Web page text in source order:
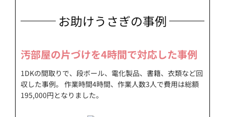
お助けうさぎの事例
汚部屋の片づけを4時間で対応した事例
1DKの間取りで、段ボール、電化製品、書籍、衣類など回
収した事例。 作業時間4時間、作業人数3人で費用は総額
195,000円となりました。